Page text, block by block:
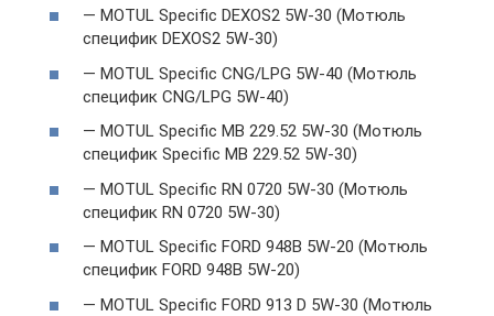
— MOTUL Specific DEXOS2 5W-30 (Мотюль
специфик DEXOS2 5W-30)
— MOTUL Specific CNG/LPG 5W-40 (Мотюль
специфик CNG/LPG 5W-40)
— MOTUL Specific MB 229.52 5W-30 (Мотюль
специфик Specific MB 229.52 5W-30)
— MOTUL Specific RN 0720 5W-30 (Мотюль
специфик RN 0720 5W-30)
— MOTUL Specific FORD 948B 5W-20 (Мотюль
специфик FORD 948B 5W-20)
— MOTUL Specific FORD 913 D 5W-30 (Мотюль